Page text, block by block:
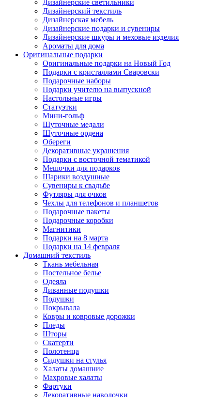
Дизайнерские светильники
Дизайнерский текстиль
Дизайнерская мебель
Дизайнерские подарки и сувениры
Дизайнерские шкуры и меховые изделия
Ароматы для дома
Оригинальные подарки
Оригинальные подарки на Новый Год
Подарки с кристаллами Сваровски
Подарочные наборы
Подарки учителю на выпускной
Настольные игры
Статуэтки
Мини-гольф
Шуточные медали
Шуточные ордена
Обереги
Декоративные украшения
Подарки с восточной тематикой
Мешочки для подарков
Шарики воздушные
Сувениры к свадьбе
Футляры для очков
Чехлы для телефонов и планшетов
Подарочные пакеты
Подарочные коробки
Магнитики
Подарки на 8 марта
Подарки на 14 февраля
Домашний текстиль
Ткань мебельная
Постельное белье
Одеяла
Диванные подушки
Подушки
Покрывала
Ковры и ковровые дорожки
Пледы
Шторы
Скатерти
Полотенца
Сидушки на стулья
Халаты домашние
Махровые халаты
Фартуки
Декоративные наволочки